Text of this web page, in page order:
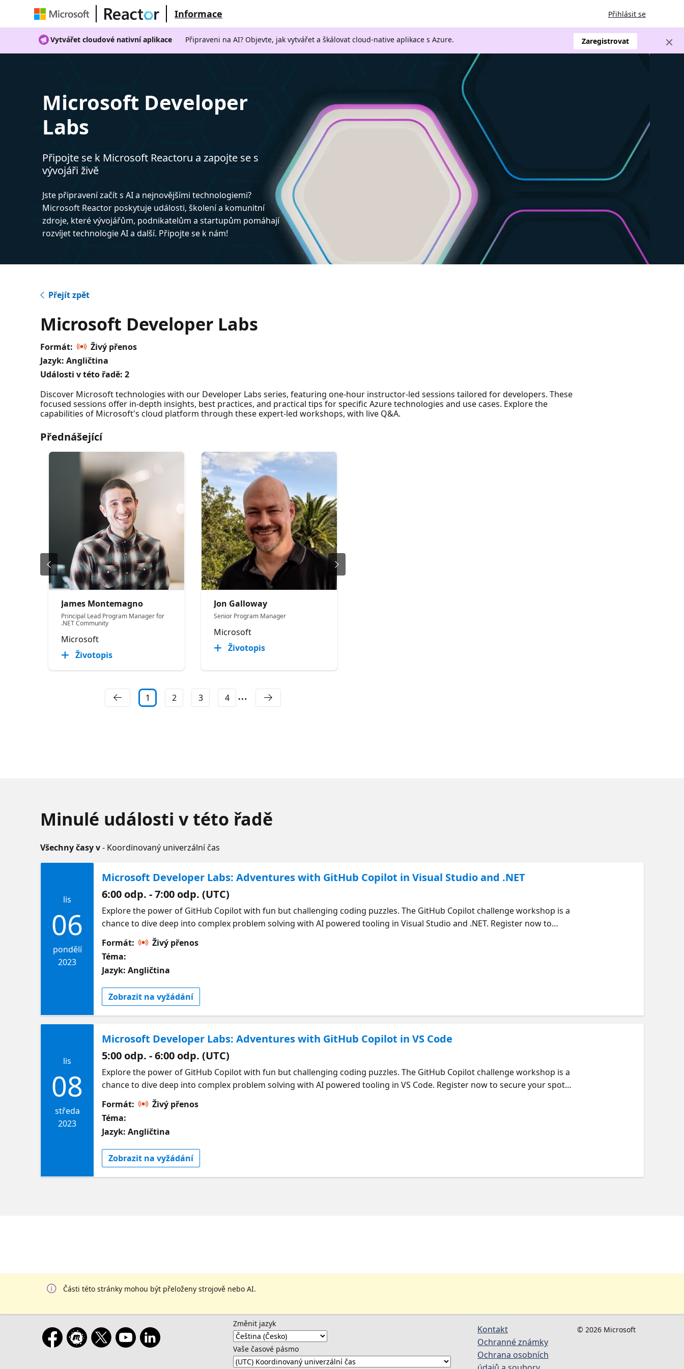
Informace Přihlásit se
Vytvářet cloudové nativní aplikace Připraveni na AI? Objevte, jak vytvářet a škálovat cloud-native aplikace s Azure. Zaregistrovat
Microsoft Developer
Labs
Připojte se k Microsoft Reactoru a zapojte se s
vývojáři živě
Jste připravení začít s AI a nejnovějšími technologiemi?
Microsoft Reactor poskytuje události, školení a komunitní
zdroje, které vývojářům, podnikatelům a startupům pomáhají
rozvíjet technologie AI a další. Připojte se k nám!
Přejít zpět
Microsoft Developer Labs
Formát:
Živý přenos
Jazyk: Angličtina
Události v této řadě: 2
Discover Microsoft technologies with our Developer Labs series, featuring one-hour instructor-led sessions tailored for developers. These
focused sessions offer in-depth insights, best practices, and practical tips for specific Azure technologies and use cases. Explore the
capabilities of Microsoft's cloud platform through these expert-led workshops, with live Q&A.
Přednášející
James Montemagno
Principal Lead Program Manager for
.NET Community
Microsoft
Životopis
Jon Galloway
Senior Program Manager
Microsoft
Životopis
1 2 3 4
Minulé události v této řadě
Všechny časy v- Koordinovaný univerzální čas
lis
06
pondělí
2023
Microsoft Developer Labs: Adventures with GitHub Copilot in Visual Studio and .NET
6:00 odp. - 7:00 odp. (UTC)
Explore the power of GitHub Copilot with fun but challenging coding puzzles. The GitHub Copilot challenge workshop is a
chance to dive deep into complex problem solving with AI powered tooling in Visual Studio and .NET. Register now to
secure your spot in this one-hour, expert-led workshop with live Q&A.
Formát:
Živý přenos
Téma:
Jazyk: Angličtina
Zobrazit na vyžádání
lis
08
středa
2023
Microsoft Developer Labs: Adventures with GitHub Copilot in VS Code
5:00 odp. - 6:00 odp. (UTC)
Explore the power of GitHub Copilot with fun but challenging coding puzzles. The GitHub Copilot challenge workshop is a
chance to dive deep into complex problem solving with AI powered tooling in VS Code. Register now to secure your spot
in this one-hour, expert-led workshop with live Q&A.
Formát:
Živý přenos
Téma:
Jazyk: Angličtina
Zobrazit na vyžádání
Části této stránky mohou být přeloženy strojově nebo AI.
Změnit jazyk
Vaše časové pásmo
Kontakt
Ochranné známky
Ochrana osobních
© 2026 Microsoft